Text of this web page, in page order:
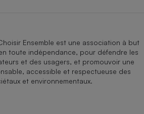
Ensemble est une association à but
toute indépendance, pour défendre les
et des usagers, et promouvoir une
accessible et respectueuse des
et environnementaux.